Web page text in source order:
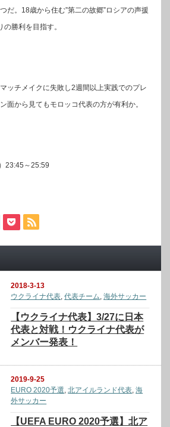
だ。18歳から住む”第二の故郷”ロシアの声援
勝利を目指す。
ッチメイクに失敗し2週間以上実践でのプレ
面から見てもモロッコ代表の方が有利か。
23:45～25:59
2018-3-13
ウクライナ代表,代表チーム,海外サッカー
【ウクライナ代表】3/27に日本
代表と対戦！ウクライナ代表が
メンバー発表！
2019-9-25
EURO 2020予選 ,北アイルランド代表 ,海
外サッカー
【UEFA EURO 2020予選】北ア